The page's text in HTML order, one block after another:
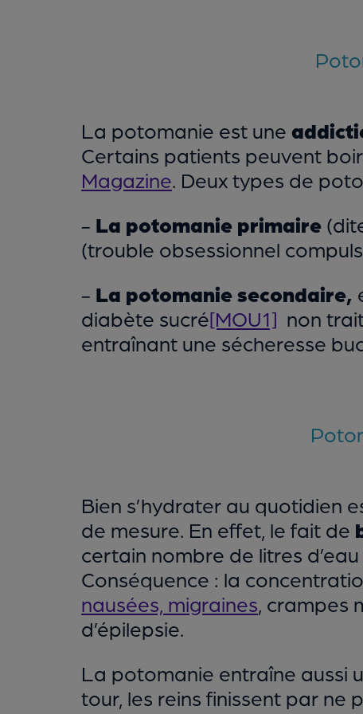
La potomanie est une
Certains patients peuvent
Magazine. Deux types de
- La potomanie primaire
(trouble obsessionnel
- La potomanie secondaire,
diabète sucré[MOU1] non
entraînant une sécheresse
Bien s’hydrater au quotidien
de mesure. En effet, le fait de
certain nombre de litres
Conséquence : la
nausées, migraines ,
d’épilepsie.
La potomanie entraîne aussi
tour, les reins finissent par ne